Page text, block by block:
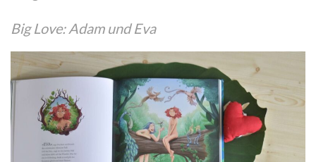
Big Love: Adam und Eva